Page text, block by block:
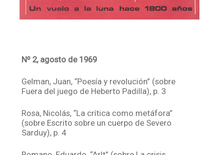
Nº 2, agosto de 1969
Gelman, Juan, “Poesía y revolución” (sobre
Fuera del juego de Heberto Padilla), p. 3
Rosa, Nicolás, “La crítica como metáfora”
(sobre Escrito sobre un cuerpo de Severo
Sarduy), p. 4